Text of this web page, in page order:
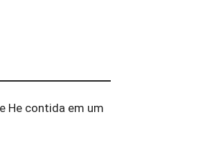
He contida em um